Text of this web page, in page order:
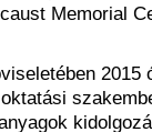
Memorial